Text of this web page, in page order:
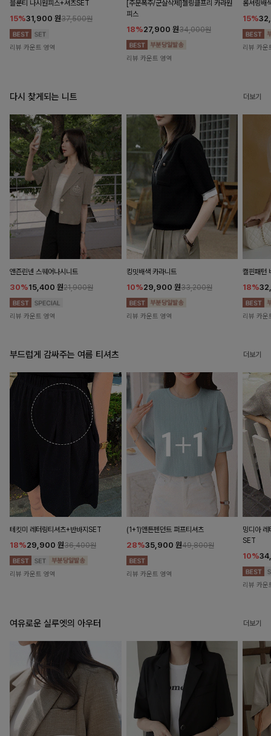
블룬티 나시원피스+셔츠SET
15%31,900 원37,500원
리뷰 카운트 영역
[주문폭주/군살삭제]젤링클프리 카라원
피스
18%27,900 원34,000원
리뷰 카운트 영역
롬셔링배
15%
리뷰 카운
다시 찾게되는 니트 더보기
앤즌린넨 스퀘어나시니트
30%15,400 원21,900원
리뷰 카운트 영역
킹밋배색 카라니트
10%29,900 원33,200원
리뷰 카운트 영역
캘핀패턴
18%
리뷰 카운
부드럽게 감싸주는 여름 티셔츠 더보기
테킷미 레터링티셔츠+반바지SET
18%29,900 원36,400원
리뷰 카운트 영역
(1+1)앤튼펜던트 퍼프티셔츠
28%35,900 원49,800원
리뷰 카운트 영역
밍디아 레
SET
10%
리뷰 카운
여유로운 실루엣의 아우터 더보기